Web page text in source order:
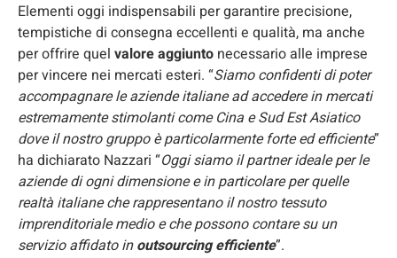
Elementi oggi indispensabili per garantire precisione,
tempistiche di consegna eccellenti e qualità, ma anche
per offrire quel valore aggiunto necessario alle imprese
per vincere nei mercati esteri. “Siamo confidenti di poter
accompagnare le aziende italiane ad accedere in mercati
estremamente stimolanti come Cina e Sud Est Asiatico
dove il nostro gruppo è particolarmente forte ed efficiente”
ha dichiarato Nazzari “Oggi siamo il partner ideale per le
aziende di ogni dimensione e in particolare per quelle
realtà italiane che rappresentano il nostro tessuto
imprenditoriale medio e che possono contare su un
servizio affidato inoutsourcing efficiente”.